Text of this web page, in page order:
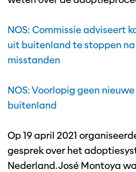
NOS: Commissie adviseert
uit buitenland te stoppen
misstanden
NOS: Voorlopig geen
buitenland
Op 19 april 2021
gesprek over het
Nederland. José Montoya